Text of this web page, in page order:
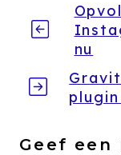
nu
Geef een